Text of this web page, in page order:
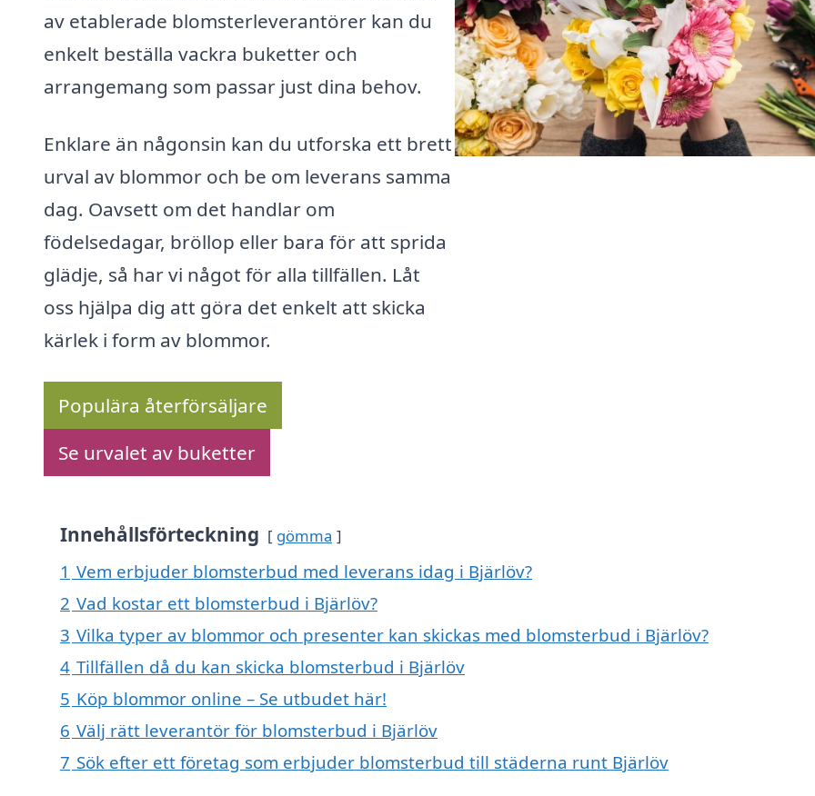
av etablerade blomsterleverantörer kan du
enkelt beställa vackra buketter och
arrangemang som passar just dina behov.
Enklare än någonsin kan du utforska ett brett
urval av blommor och be om leverans samma
dag. Oavsett om det handlar om
födelsedagar, bröllop eller bara för att sprida
glädje, så har vi något för alla tillfällen. Låt
oss hjälpa dig att göra det enkelt att skicka
kärlek i form av blommor.
Populära återförsäljare
Se urvalet av buketter
Innehållsförteckning gömma
1 Vem erbjuder blomsterbud med leverans idag i Bjärlöv?
2 Vad kostar ett blomsterbud i Bjärlöv?
3 Vilka typer av blommor och presenter kan skickas med blomsterbud i Bjärlöv?
4 Tillfällen då du kan skicka blomsterbud i Bjärlöv
5 Köp blommor online – Se utbudet här!
6 Välj rätt leverantör för blomsterbud i Bjärlöv
7 Sök efter ett företag som erbjuder blomsterbud till städerna runt Bjärlöv